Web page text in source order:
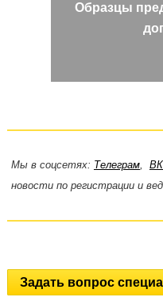
Образцы
Мы в соцсетях: Телеграм,
новости по регистрации и
Задать вопрос